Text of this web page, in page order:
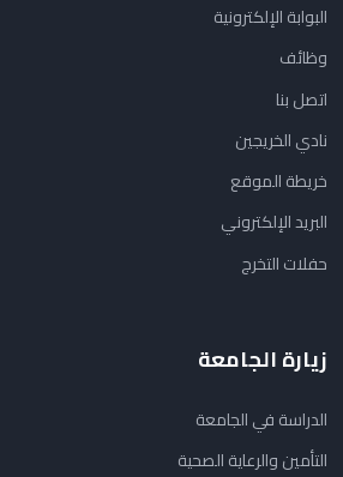
البوابة الإلكترونية
وظائف
اتصل بنا
نادي الخريجين
خريطة الموقع
البريد الإلكتروني
حفلات التخرج
زيارة الجامعة
الدراسة في الجامعة
التأمين والرعاية الصحية